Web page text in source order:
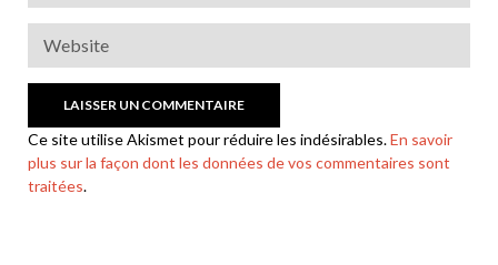
Ce site utilise Akismet pour réduire les indésirables.En savoir
plus sur la façon dont les données de vos commentaires sont
traitées.